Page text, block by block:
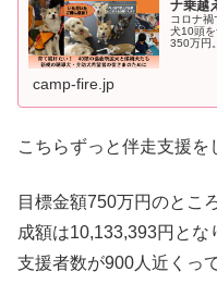
ナ乗越
コロナ禍
犬10頭
350万円
camp-fire.jp
こちらずっと伴走支援を
目標金額750万円のとこ
成額は10,133,393円とな
支援者数が900人近くっ